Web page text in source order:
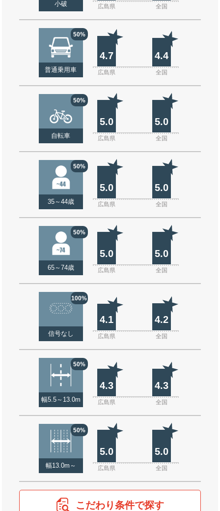
小破 広島県 全国
50%
普通乗用車
4.7 4.4
広島県 全国
50%
自転車
5.0 5.0
広島県 全国
50%
35～44歳
5.0 5.0
広島県 全国
50%
65～74歳
5.0 5.0
広島県 全国
100%
信号なし
4.1 4.2
広島県 全国
50%
幅5.5～13.0m
4.3 4.3
広島県 全国
50%
幅13.0m～
5.0 5.0
広島県 全国
こだわり条件で探す